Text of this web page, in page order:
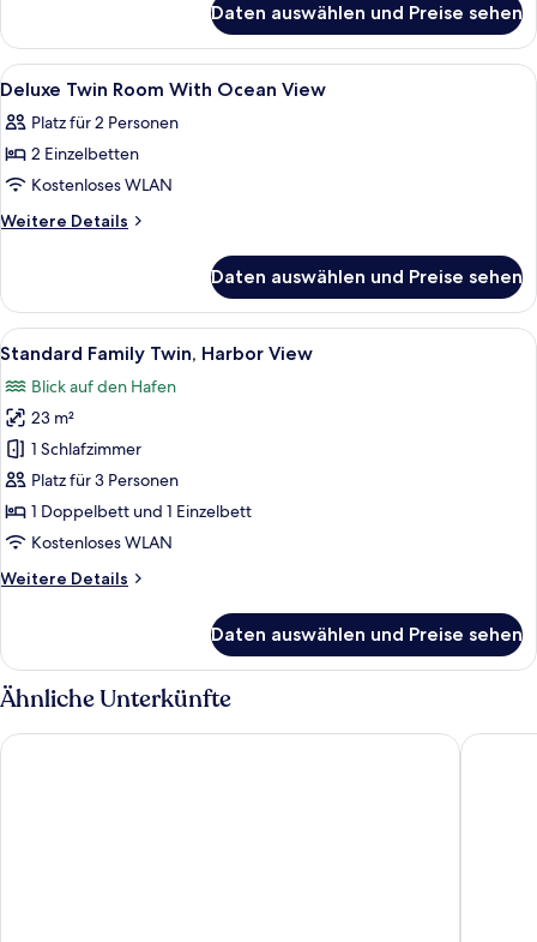
View
anzeigen
Double
Room
With
View
Daten auswählen und Preise sehen
Alle
Fotos
für
Deluxe
Twin
Room
View
anzeigen
Schreibtisch, laptopgeeigneter
3
Deluxe Twin Room With Ocean View
Platz für 2 Personen
2 Einzelbetten
Kostenloses WLAN
Weitere Details
Weitere
Twin
Room
With
View
Daten auswählen und Preise sehen
Alle
Fotos
für
Standard
Family
Twin,
Harbor
View
Ein Hotelzimmer mit großem
5
Standard Family Twin, Harbor View
Blick auf den Hafen
23 m²
1 Schlafzimmer
Platz für 3 Personen
1 Doppelbett und 1 Einzelbett
Kostenloses WLAN
Weitere Details
Weitere
Family
Twin,
Harbor
View
Daten auswählen und Preise sehen
Ähnliche Unterkünfte
Ocean Park 9